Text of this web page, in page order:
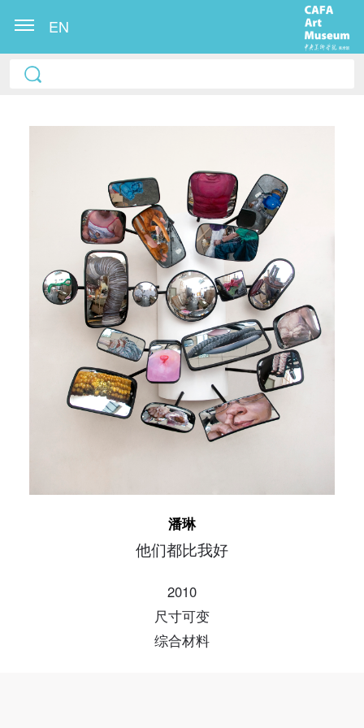
EN
潘琳
他们都比我好
2010
尺寸可变
综合材料
快捷登录 帐号密码登录
手机号码
发送验证码
手机号码将作为您的登录账号
登录
可使用雅昌艺术网会员账户登录